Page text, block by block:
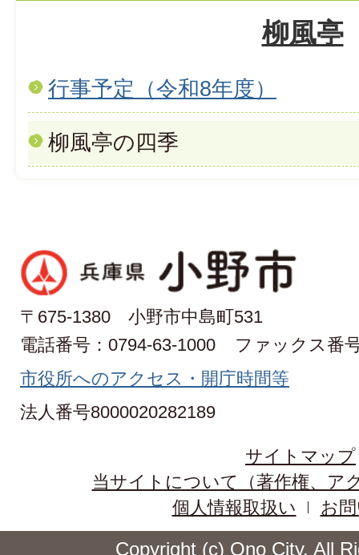
柳風亭
行事予定（令和8年度）
柳風亭の四季
〒675-1380 小野市中島町531
電話番号：0794-63-1000
ファックス番
市役所へのアクセス・開庁時間等
法人番号8000020282189
サイトマップ
当サイトについて（著作権、ア
個人情報取扱い
お
Copyright (c) Ono City. All